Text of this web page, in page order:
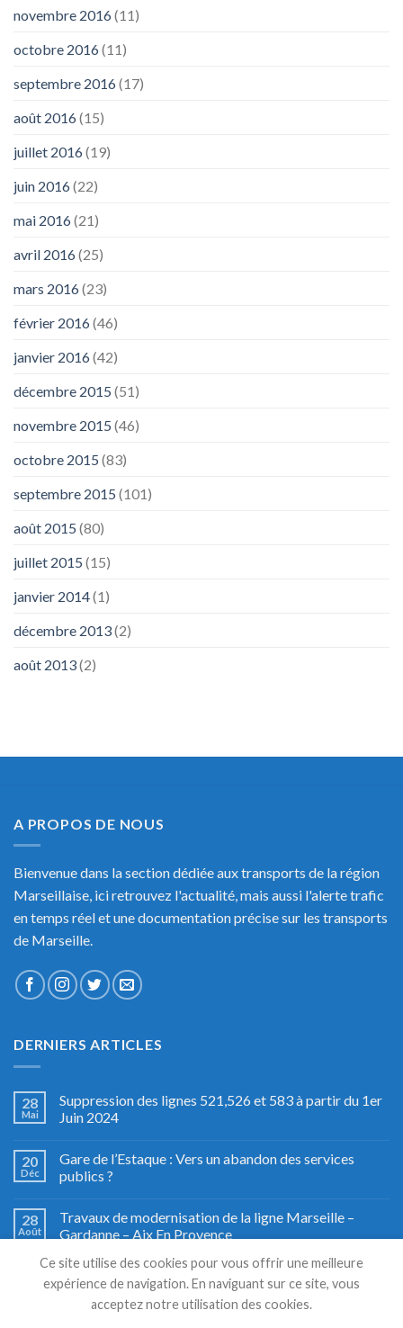
novembre 2016(11)
octobre 2016(11)
septembre 2016(17)
août 2016(15)
juillet 2016(19)
juin 2016(22)
mai 2016(21)
avril 2016(25)
mars 2016(23)
février 2016(46)
janvier 2016(42)
décembre 2015 (51)
novembre 2015 (46)
octobre 2015 (83)
septembre 2015 (101)
août 2015 (80)
juillet 2015 (15)
janvier 2014(1)
décembre 2013(2)
août 2013(2)
A PROPOS DE NOUS
Bienvenue dans la section dédiée aux transports de la région
Marseillaise, ici retrouvez l'actualité, mais aussi l'alerte trafic
en temps réel et une documentation précise sur les transports
de Marseille.
DERNIERS ARTICLES
28
Mai
Suppression des lignes 521,526 et 583 à partir du 1er
Juin 2024
20
Déc
Gare de l’Estaque : Vers un abandon des services
publics ?
28
Août
Travaux de modernisation de la ligne Marseille –
Gardanne – Aix En Provence
Fête du train à Miramas, le grand retour
Ce site utilise des cookies pour vous offrir une meilleure
expérience de navigation. En naviguant sur ce site, vous
acceptez notre utilisation des cookies.